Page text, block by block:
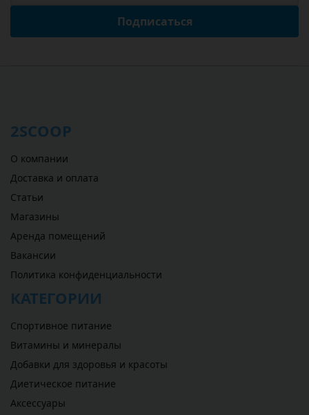
Подписаться
2SCOOP
О компании
Доставка и оплата
Статьи
Магазины
Аренда помещений
Вакансии
Политика конфиденциальности
КАТЕГОРИИ
Спортивное питание
Витамины и минералы
Добавки для здоровья и красоты
Диетическое питание
Аксессуары